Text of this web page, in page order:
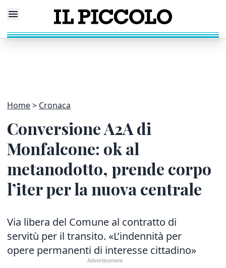
Home Cronaca
Conversione A2A di
Monfalcone: ok al
metanodotto, prende corpo
l’iter per la nuova centrale
Via libera del Comune al contratto di
servitù per il transito. «L’indennità per
opere permanenti di interesse cittadino»